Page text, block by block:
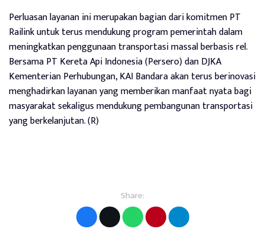
Perluasan layanan ini merupakan bagian dari komitmen PT
Railink untuk terus mendukung program pemerintah dalam
meningkatkan penggunaan transportasi massal berbasis rel.
Bersama PT Kereta Api Indonesia (Persero) dan DJKA
Kementerian Perhubungan, KAI Bandara akan terus berinovasi
menghadirkan layanan yang memberikan manfaat nyata bagi
masyarakat sekaligus mendukung pembangunan transportasi
yang berkelanjutan. (R)
Share: